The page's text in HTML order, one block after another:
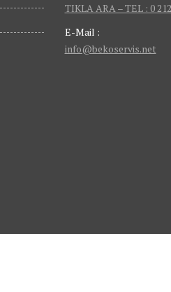
TIKLA ARA – TEL : 0
E-Mail :
info@bekoservis.net